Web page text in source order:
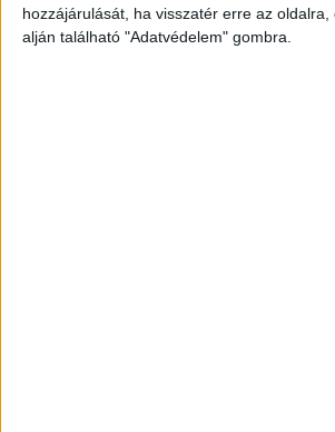
hozzájárulását, ha visszatér erre az
alján található "Adatvédelem" gombra.
Leszállt az udvaron